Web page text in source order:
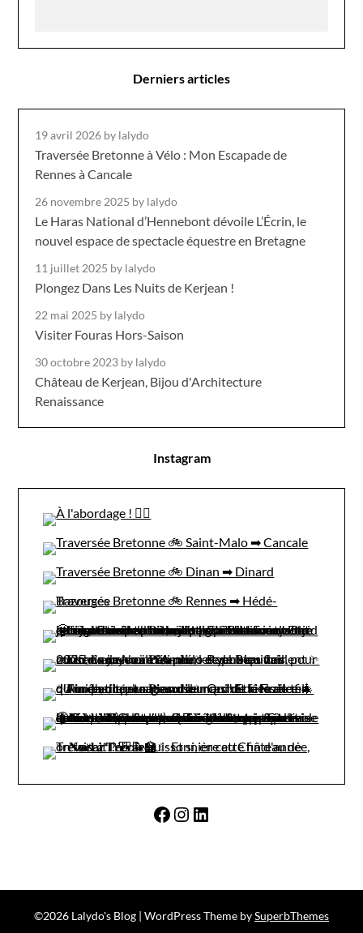
Derniers articles
19 avril 2026 by lalydo
Traversée Bretonne à Vélo : Mon Escapade de
Rennes à Cancale
26 novembre 2025 by lalydo
Le Haras National d’Hennebont dévoile L’Écrin, le
nouvel espace de spectacle équestre en Bretagne
11 juillet 2025 by lalydo
Plongez Dans Les Nuits de Kerjean !
22 mai 2025 by lalydo
Visiter Fouras Hors-Saison
30 octobre 2023 by lalydo
Château de Kerjean, Bijou d'Architecture
Renaissance
Instagram
Facebook
Instagram
LinkedIn
©2026 Lalydo's Blog | WordPress Theme bySuperbThemes